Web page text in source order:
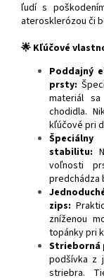
ľudí s
aterosklerózou či
🌟 Kľúčové
Poddajný
prsty:
materiál
chodidla.
kľúčové pri
stabilitu:
voľnosti
predchádza
zips:
zníženou
topánky pri
Strieborná
podšívka z
striebra.